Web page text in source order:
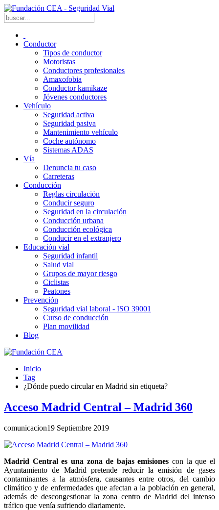
Conductor
Tipos de conductor
Motoristas
Conductores profesionales
Amaxofobia
Conductor kamikaze
Jóvenes conductores
Vehículo
Seguridad activa
Seguridad pasiva
Mantenimiento vehículo
Coche autónomo
Sistemas ADAS
Vía
Denuncia tu caso
Carreteras
Conducción
Reglas circulación
Conducir seguro
Seguridad en la circulación
Conducción urbana
Conducción ecológica
Conducir en el extranjero
Educación vial
Seguridad infantil
Salud vial
Grupos de mayor riesgo
Ciclistas
Peatones
Prevención
Seguridad vial laboral - ISO 39001
Curso de conducción
Plan movilidad
Blog
Inicio
Tag
¿Dónde puedo circular en Madrid sin etiqueta?
Acceso Madrid Central – Madrid 360
comunicacion19 Septiembre 2019
Madrid Central es una zona de bajas emisiones con la que el
Ayuntamiento de Madrid pretende reducir la emisión de gases
contaminantes a la atmósfera, causantes entre otros, del cambio
climático y de enfermedades que afectan a la población en general,
además de descongestionar la zona centro de Madrid del intenso
tráfico que venía sufriendo diariamente.